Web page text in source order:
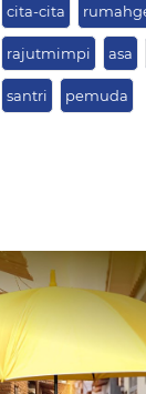
cita-cita
rajutmimpi asa
santri pemuda